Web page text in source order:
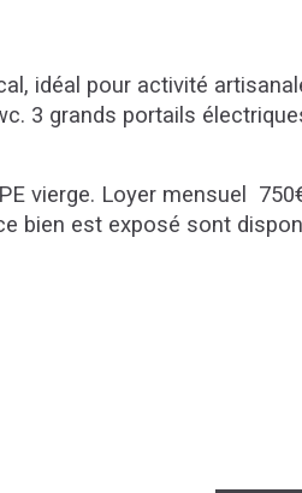
idéal pour activité
3 grands portails
vierge. Loyer mensuel
bien est exposé sont